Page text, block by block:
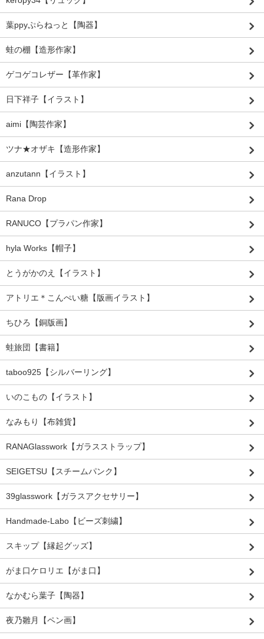
葉ppyぷらねっと【陶器】
蛙の棚【造形作家】
ゲコゲコレザー【革作家】
日下祥子【イラスト】
aimi【陶芸作家】
ツナ★オザキ【造形作家】
anzutann【イラスト】
Rana Drop
RANUCO【プラパン作家】
hyla Works【帽子】
とうがかのえ【イラスト】
アトリエ＊こんぺい糖【版画イラスト】
ちひろ【銅版画】
蛙旅団【書籍】
taboo925【シルバーリング】
いのこもの【イラスト】
なみもり【布雑貨】
RANAGlasswork【ガラスストラップ】
SEIGETSU【スチームパンク】
39glasswork【ガラスアクセサリー】
Handmade-Labo【ビーズ刺繍】
スキップ【縁起グッズ】
がま口ケロリエ【がま口】
なかむら葉子【陶器】
夜乃雛月【ペン画】